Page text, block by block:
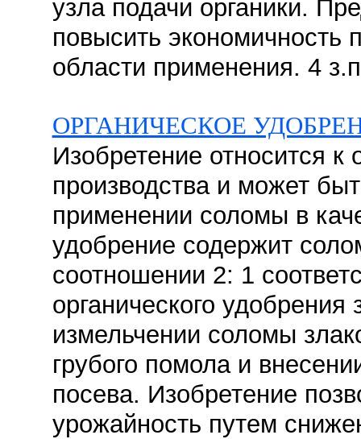
узла подачи органики.
повысить экономичность
области применения. 4
ОРГАНИЧЕСКОЕ
Изобретение относится к
производства и может
применении соломы в
удобрение содержит
соотношении 2: 1
органического
измельчении соломы
грубого помола и
посева. Изобретение
урожайность путем